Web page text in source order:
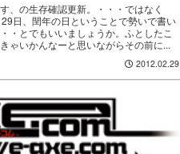
、の生存確認更新。・・・ではなく
日、閏年の日ということで勢いで書い
・とでもいいましょうか。ふとしたこ
ゃいかんなーと思いながらその前に...
2012.02.29